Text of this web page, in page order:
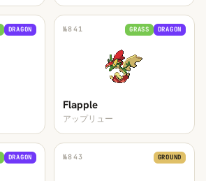
DRAGON №841 GRASS DRAGON
Flapple
アップリュー
DRAGON №843 GROUND